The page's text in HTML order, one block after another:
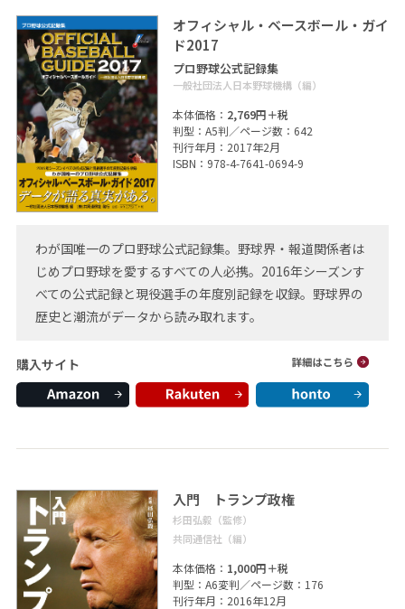
オフィシャル・ベースボール・ガイ
ド2017
プロ野球公式記録集
一般社団法人日本野球機構（編）
本体価格： 2,769円＋税
判型：A5判／ページ数：642
刊行年月：2017年2月
ISBN：978-4-7641-0694-9
わが国唯一のプロ野球公式記録集。野球界・報道関係者は
じめプロ野球を愛するすべての人必携。2016年シーズンす
べての公式記録と現役選手の年度別記録を収録。野球界の
歴史と潮流がデータから読み取れます。
購入サイト
入門 トランプ政権
杉田弘毅（監修）
共同通信社（編）
本体価格： 1,000円＋税
判型：A6変判／ページ数：176
刊行年月：2016年12月